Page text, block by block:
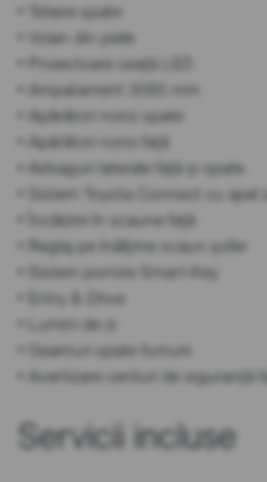
• Tetiere spate
• Volan din piele
• Proiectoare ceață LED
• Ampatament 3085 mm
• Apărători noroi spate
• Apărători noroi față
• Airbaguri laterale față și spate
• Sistem Toyota Connect cu
• Încălzire în scaune față
• Reglaj pe înălțime scaun șofer
• Sistem pornire Smart-Key
• Entry & Drive
• Lumini de zi
• Geamuri spate fumurii
• Avertizare centuri de siguranță
Servicii incluse